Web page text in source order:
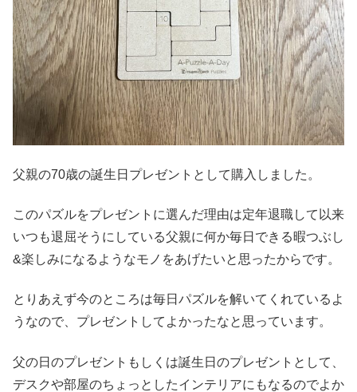
父親の70歳の誕生日プレゼントとして購入しました。
このパズルをプレゼントに選んだ理由は定年退職して以来
いつも退屈そうにしている父親に何か毎日できる暇つぶし
&楽しみになるようなモノをあげたいと思ったからです。
とりあえず今のところは毎日パズルを解いてくれているよ
うなので、プレゼントしてよかったなと思っています。
父の日のプレゼントもしくは誕生日のプレゼントとして、
デスクや部屋のちょっとしたインテリアにもなるのでよか